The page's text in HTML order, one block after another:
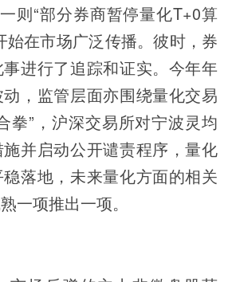
则“部分券商暂停量化T+0算
始在市场广泛传播。彼时，券
进行了追踪和证实。今年年
，监管层面亦围绕量化交易
拳”，沪深交易所对宁波灵均
并启动公开谴责程序，量化
落地，未来量化方面的相关
一项推出一项。